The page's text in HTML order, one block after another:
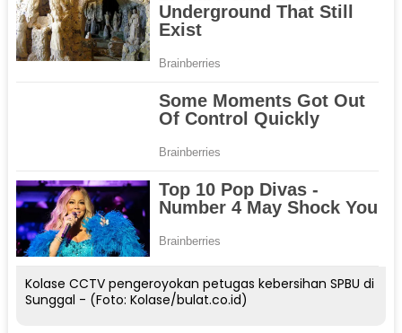
Kolase CCTV pengeroyokan petugas kebersihan SPBU di
Sunggal - (Foto: Kolase/bulat.co.id)